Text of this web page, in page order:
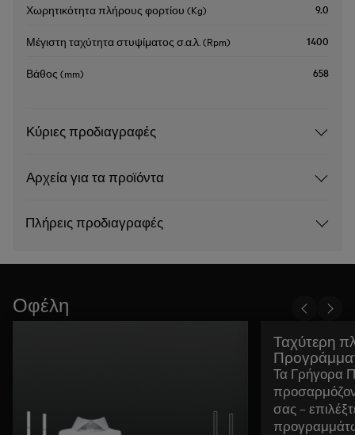
Χωρητικότητα πλήρους φορτίου (Kg) 9.0
Μέγιστη ταχύτητα στυψίματος σ.α.λ. (Rpm) 1400
Βάθος (mm) 658
Κύριες προδιαγραφές
Αρχεία για τα προϊόντα
Πλήρεις προδιαγραφές
Οφέλη
Ταχύτερη
Τα Γρήγορα
σας –